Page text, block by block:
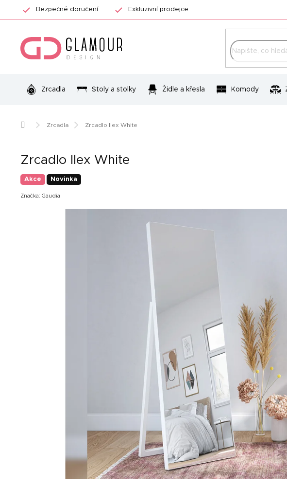
Bezpečné doručení Exkluzivní prodejce
Zrcadla Stoly a stolky Židle a křesla Komody
Domů Zrcadla Zrcadlo Ilex White
Zrcadlo Ilex White
Akce Novinka
Značka: Gaudia